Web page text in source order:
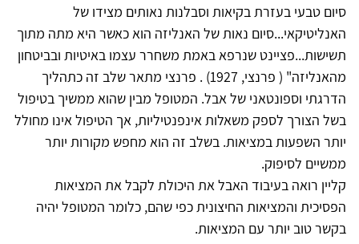
סיום טבעי בעזרת בקיאות וסבלנות נאותים מצידו של
האנליטיקאי...סיום נאות של האנליזה הוא כאשר היא מתה מתוך
תשישות...פציינט שנרפא באמת משחרר עצמו באיטיות ובביטחון
מהאנליזה" ( פרנצי, 1927) . פרנצי מתאר שלב זה כתהליך
הדרגתי וספונטאני של אבל. המטופל מבין שהוא ממשיך בטיפול
בשל הצורך לספק משאלות אינפנטיליות, אך הטיפול אינו מחולל
יותר השפעות במציאות. בשלב זה הוא מחפש מקורות יותר
ממשיים לסיפוק.
קליין רואה בעיבוד האבל את היכולת לקבל את המציאות
הפסיכית והמציאות החיצונית כפי שהם, כלומר המטופל יהיה
בקשר טוב יותר עם המציאות.